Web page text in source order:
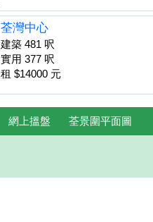
荃灣中心
建築 481 呎
實用 377 呎
租 $14000 元
網上搵盤 荃景圍平面圖